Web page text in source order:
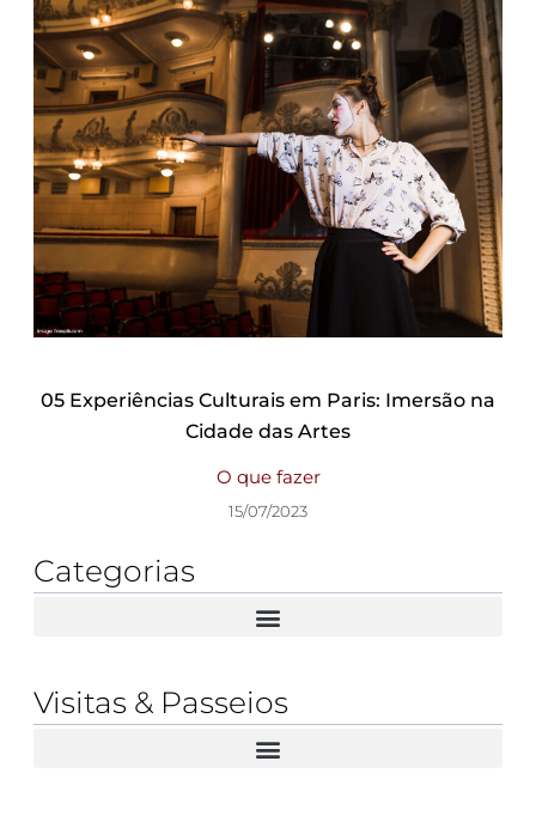
05 Experiências Culturais em Paris: Imersão na
Cidade das Artes
O que fazer
15/07/2023
Categorias
Visitas & Passeios